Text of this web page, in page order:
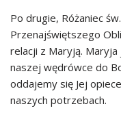
Po drugie, Różaniec
Przenajświętszego
relacji z Maryją.
naszej wędrówce do
oddajemy się Jej
naszych potrzebach.